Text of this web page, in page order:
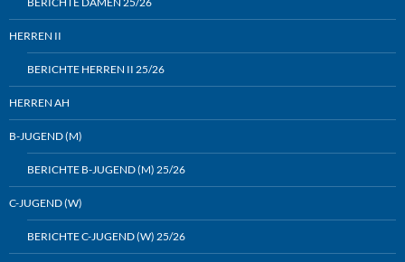
HERREN II
BERICHTE HERREN II 25/26
HERREN AH
B-JUGEND (M)
BERICHTE B-JUGEND (M) 25/26
C-JUGEND (W)
BERICHTE C-JUGEND (W) 25/26